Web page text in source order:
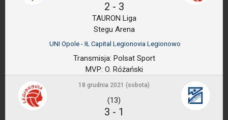
2 - 3
TAURON Liga
Stegu Arena
UNI Opole - IŁ Capital Legionovia Legionowo
Transmisja: Polsat Sport
MVP: O. Różański
18 grudnia 2021 (sobota)
(13)
3 - 1